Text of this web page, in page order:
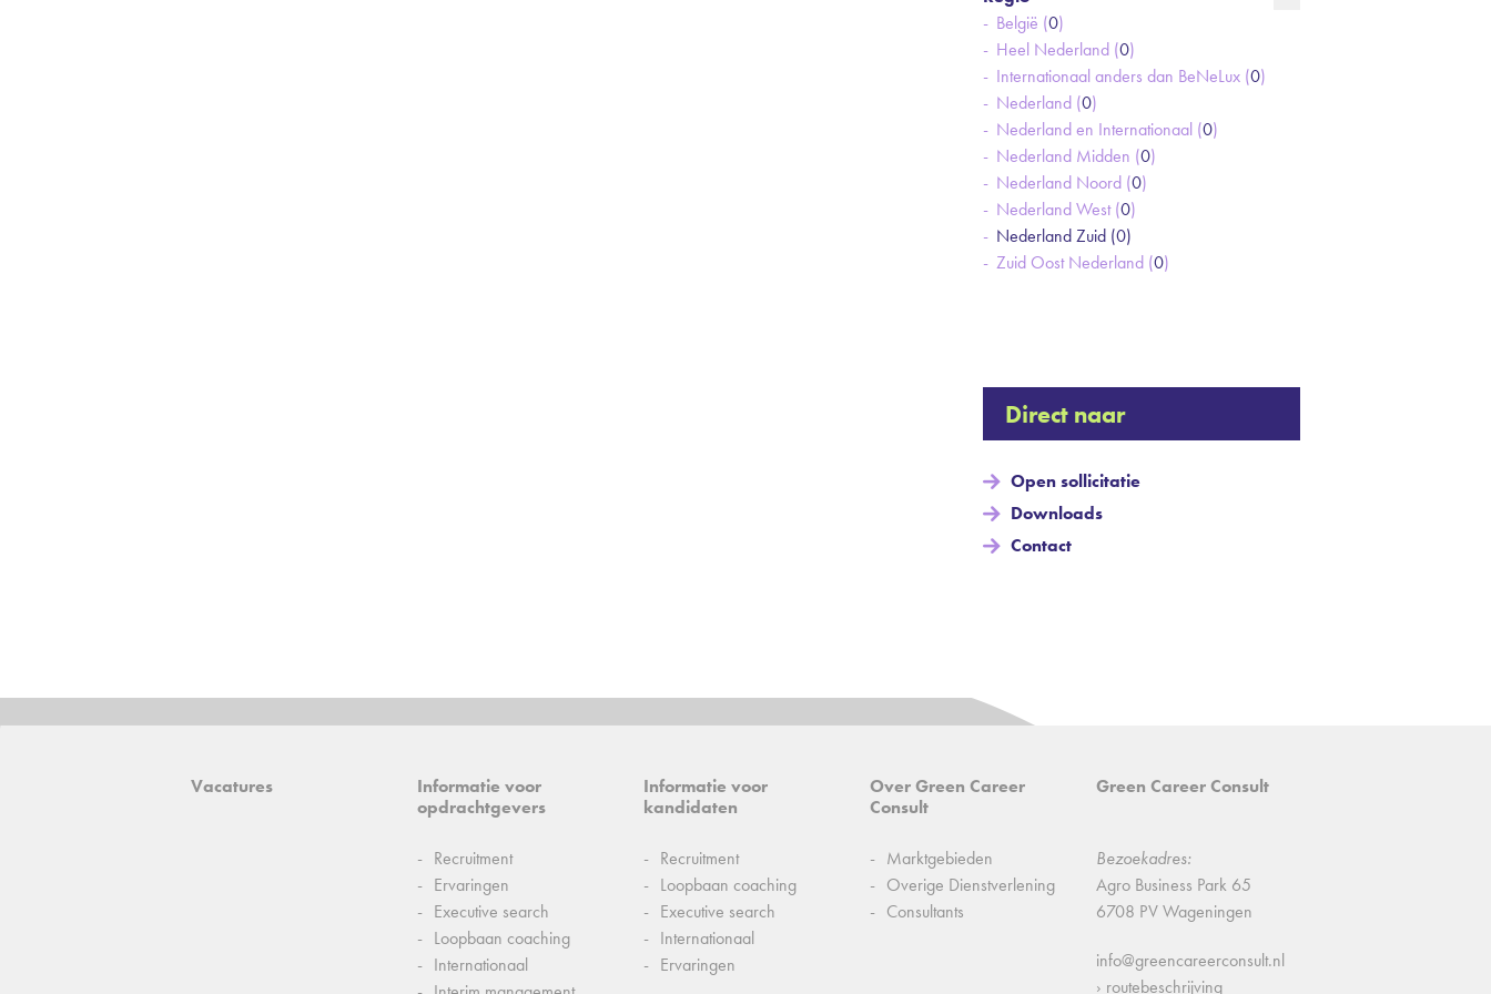
België (0)
Heel Nederland (0)
Internationaal anders dan BeNeLux (0)
Nederland (0)
Nederland en Internationaal (0)
Nederland Midden (0)
Nederland Noord (0)
Nederland West (0)
Nederland Zuid (0)
Zuid Oost Nederland (0)
Direct naar
Open sollicitatie
Downloads
Contact
Vacatures
Informatie voor
opdrachtgevers
Recruitment
Ervaringen
Executive search
Loopbaan coaching
Internationaal
Informatie voor
kandidaten
Recruitment
Loopbaan coaching
Executive search
Internationaal
Ervaringen
Over Green Career
Consult
Marktgebieden
Overige Dienstverlening
Consultants
Green Career Consult
Bezoekadres:
Agro Business Park 65
6708 PV Wageningen
info@greencareerconsult.nl
› routebeschrijving